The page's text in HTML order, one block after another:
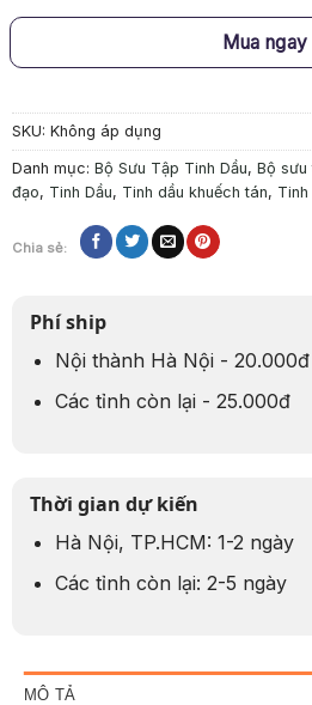
Mua ngay
SKU: Không áp dụng
Danh mục: Bộ Sưu Tập Tinh Dầu, Bộ sưu
đạo, Tinh Dầu, Tinh dầu khuếch tán,
Chia sẻ:
Phí ship
Nội thành Hà Nội - 20.000đ
Các tỉnh còn lại - 25.000đ
Thời gian dự kiến
Hà Nội, TP.HCM: 1-2 ngày
Các tỉnh còn lại: 2-5 ngày
MÔ TẢ